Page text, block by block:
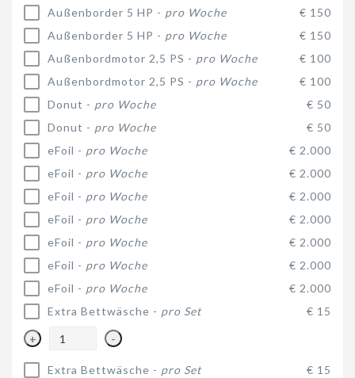
Außenborder 5 HP - pro Woche
€ 150
Außenborder 5 HP - pro Woche
€ 150
Außenbordmotor 2,5 PS - pro Woche
€ 100
Außenbordmotor 2,5 PS - pro Woche
€ 100
Donut - pro Woche
€ 50
Donut - pro Woche
€ 50
eFoil - pro Woche
€ 2.000
eFoil - pro Woche
€ 2.000
eFoil - pro Woche
€ 2.000
eFoil - pro Woche
€ 2.000
eFoil - pro Woche
€ 2.000
eFoil - pro Woche
€ 2.000
eFoil - pro Woche
€ 2.000
Extra Bettwäsche - pro Set € 15
+ -
Extra Bettwäsche - pro Set € 15